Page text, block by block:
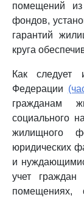
помещений из
фондов,
гарантий
круга
Как
Федерации
гражданам
социального
жилищного
юридических
и
учет
помещениях,